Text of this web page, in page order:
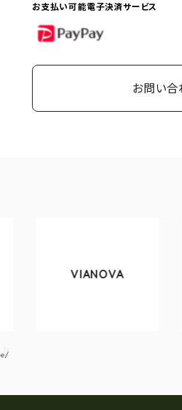
お支払い可能電子決済サービス
PayPay
お問い合
VIANOVA